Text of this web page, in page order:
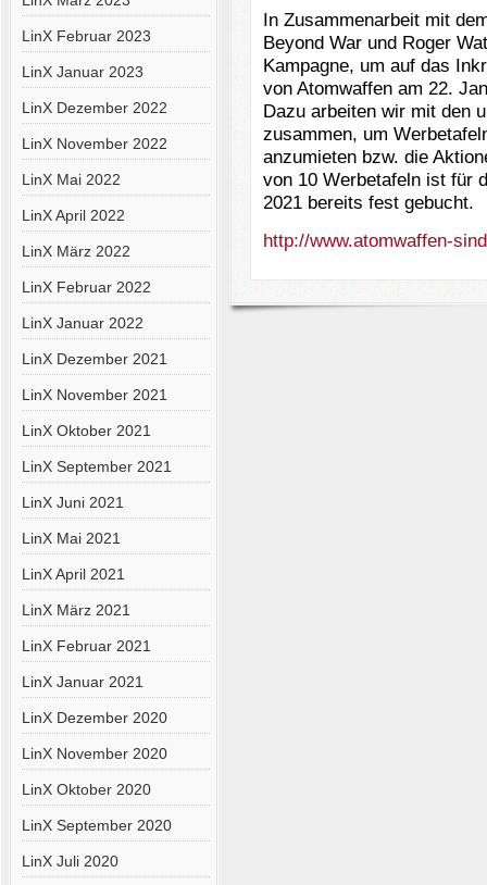
LinX Februar 2023
LinX Januar 2023
LinX Dezember 2022
LinX November 2022
LinX Mai 2022
LinX April 2022
LinX März 2022
LinX Februar 2022
LinX Januar 2022
LinX Dezember 2021
LinX November 2021
LinX Oktober 2021
LinX September 2021
LinX Juni 2021
LinX Mai 2021
LinX April 2021
LinX März 2021
LinX Februar 2021
LinX Januar 2021
LinX Dezember 2020
LinX November 2020
LinX Oktober 2020
LinX September 2020
LinX Juli 2020
In Zusammenarbeit mit
Beyond War und Roger
Kampagne, um auf das
von Atomwaffen am 22.
Dazu arbeiten wir mit den
zusammen, um
anzumieten bzw. die
von 10 Werbetafeln ist für
2021 bereits fest gebucht.
http://www.atomwaffen-